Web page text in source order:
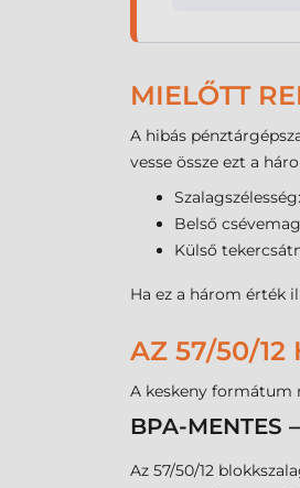
MIELŐTT
A hibás
vesse össze ezt a
Szalagszélesség:
Belső
Külső
Ha ez a három érték
AZ 57/50/12
A keskeny formátum
BPA-MENTES
Az 57/50/12